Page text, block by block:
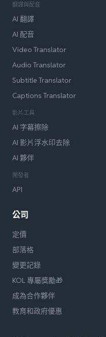
翻譯與配音
AI 翻譯
AI 配音
Video Translator
Audio Translator
Subtitle Translator
Captions Translator
影片工具
AI 字幕擦除
AI 影片浮水印去除
AI 夥伴
開發者
API
公司
定價
部落格
變更記錄
KOL 專屬獎勵🎁
成為合作夥伴
教育和政府優惠